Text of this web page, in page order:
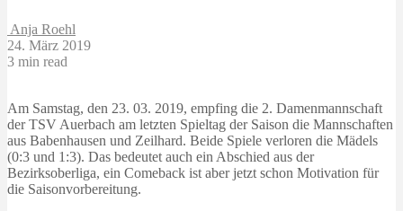
Anja Roehl
24. März 2019
3 min read
Am Samstag, den 23. 03. 2019, empfing die 2. Damenmannschaft
der TSV Auerbach am letzten Spieltag der Saison die Mannschaften
aus Babenhausen und Zeilhard. Beide Spiele verloren die Mädels
(0:3 und 1:3). Das bedeutet auch ein Abschied aus der
Bezirksoberliga, ein Comeback ist aber jetzt schon Motivation für
die Saisonvorbereitung.